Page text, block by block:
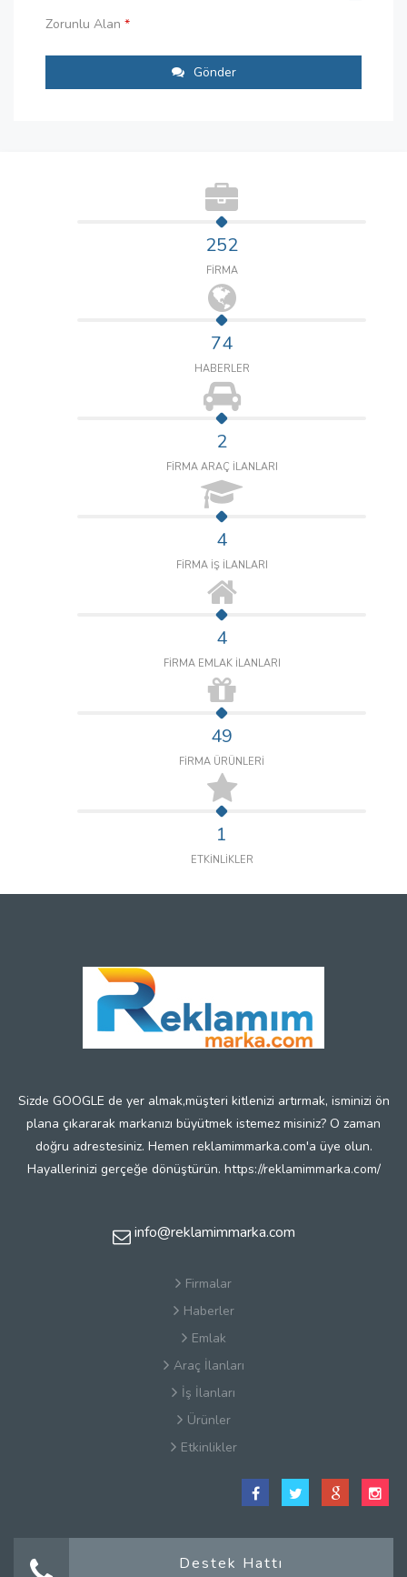
Zorunlu Alan *
Gönder
252
FİRMA
74
HABERLER
2
FİRMA ARAÇ İLANLARI
4
FİRMA İŞ İLANLARI
4
FİRMA EMLAK İLANLARI
49
FİRMA ÜRÜNLERİ
1
ETKİNLİKLER
Sizde GOOGLE de yer almak,müşteri kitlenizi artırmak, isminizi ön
plana çıkararak markanızı büyütmek istemez misiniz? O zaman
doğru adrestesiniz. Hemen reklamimmarka.com'a üye olun.
Hayallerinizi gerçeğe dönüştürün. https://reklamimmarka.com/
info@reklamimmarka.com
Firmalar
Haberler
Emlak
Araç İlanları
İş İlanları
Ürünler
Etkinlikler
Satış Sözleşmesi
Güvenlik
Destek Hattı